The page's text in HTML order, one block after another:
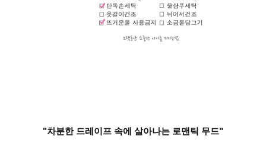
"차분한 드레이프 속에 살아나는 로맨틱 무드"